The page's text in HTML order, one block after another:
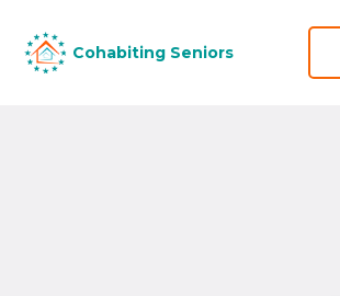
Cohabiting Seniors
Cohabiting Seniors